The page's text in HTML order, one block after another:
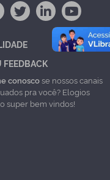
FEEDBACK
conoscose nossos canais
pra você? Elogios
super bem vindos!